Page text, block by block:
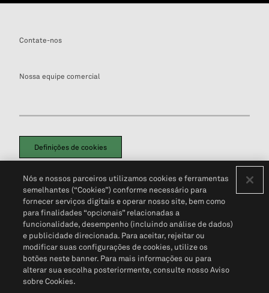
Contate-nos
Nossa equipe comercial
Definições de cookies
Política de PrivacidadePortal de privacidade do cliente (em inglês)
Não Venda Minhas Informações Pessoais© 2026 S&P Global
Nós e nossos parceiros utilizamos cookies e ferramentas
semelhantes (“Cookies”) conforme necessário para
fornecer serviços digitais e operar nosso site, bem como
para finalidades “opcionais” relacionadas a
funcionalidade, desempenho (incluindo análise de dados)
e publicidade direcionada. Para aceitar, rejeitar ou
modificar suas configurações de cookies, utilize os
botões neste banner. Para mais informações ou para
alterar sua escolha posteriormente, consulte nosso Aviso
sobre Cookies.